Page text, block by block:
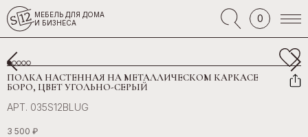
МЕБЕЛЬ ДЛЯ ДОМА
И БИЗНЕСА
0
ПОЛКА НАСТЕННАЯ НА МЕТАЛЛИЧЕСКОМ КАРКАСЕ
БОРО, ЦВЕТ УГОЛЬНО-СЕРЫЙ
АРТ. 035S12BLUG
3 500 ₽